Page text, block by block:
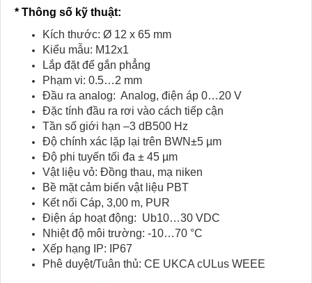
* Thông số kỹ thuật:
Kích thước: Ø 12 x 65 mm
Kiểu mẫu: M12x1
Lắp đặt để gắn phẳng
Phạm vi: 0.5…2 mm
Đầu ra analog: Analog, điện áp 0…20 V
Đặc tính đầu ra rơi vào cách tiếp cận
Tần số giới hạn –3 dB500 Hz
Độ chính xác lặp lại trên BWN±5 µm
Độ phi tuyến tối đa ± 45 µm
Vật liệu vỏ: Đồng thau, mạ niken
Bề mặt cảm biến vật liệu PBT
Kết nối Cáp, 3,00 m, PUR
Điện áp hoạt động: Ub10…30 VDC
Nhiệt độ môi trường: -10…70 °C
Xếp hạng IP: IP67
Phê duyệt/Tuân thủ: CE UKCA cULus WEEE